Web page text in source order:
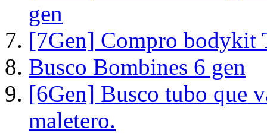
gen
[7Gen] Compro bodykit
Busco Bombines 6 gen
[6Gen] Busco tubo que
maletero.